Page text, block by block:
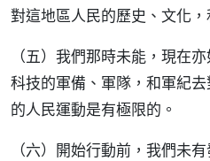
對這地區人民的歷史、文化，
（五）我們那時未能，現在
科技的軍備、軍隊，和軍紀
的人民運動是有極限的。
（六）開始行動前，我們未